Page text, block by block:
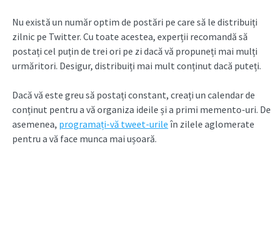
Nu există un număr optim de postări pe care să le distribuiți
zilnic pe Twitter. Cu toate acestea, experții recomandă să
postați cel puțin de trei ori pe zi dacă vă propuneți mai mulți
urmăritori. Desigur, distribuiți mai mult conținut dacă puteți.
Dacă vă este greu să postați constant, creați un calendar de
conținut pentru a vă organiza ideile și a primi memento-uri. De
asemenea, programați-vă tweet-urile în zilele aglomerate
pentru a vă face munca mai ușoară.